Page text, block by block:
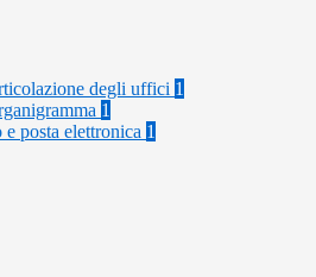
degli uffici 1
1
e posta elettronica 1